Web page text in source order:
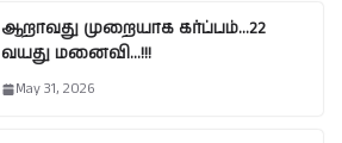
ஆறாவது முறையாக கர்ப்பம்…22
வயது மனைவி…!!!
May 31, 2026